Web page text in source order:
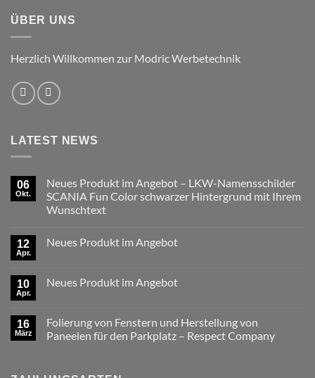
ÜBER UNS
Herzlich Willkommen zur Modric Werbetechnik
LATEST NEWS
06
Okt.
Neues Produkt im Angebot – LKW-Namensschilder
SCANIA Fun Color schwarzer Hintergrund mit Ihrem
Wunschtext
zu
Angebot
–
Fun
Color
schwarzer
12
Apr.
Neues Produkt im Angebot
Neues
10
Apr.
Neues Produkt im Angebot
Neues
Produkt
im
16
März
Folierung von Fenstern und Herstellung von
Paneelen für den Parkplatz – Respect Company